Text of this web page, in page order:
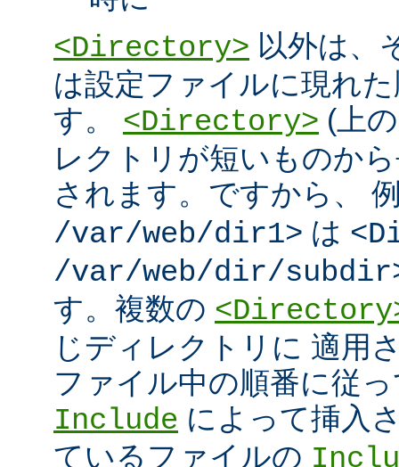
<Directory> 以外は、
は設定ファイルに現れ
す。 <Directory> (上
レクトリが短いものか
されます。ですから、
/var/web/dir1> は
/var/web/dir/
す。複数の
じディレクトリに 適用
ファイル中の順番に従
Include によって挿入
ているファイルの